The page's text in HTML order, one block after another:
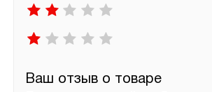
Ваш отзыв о товаре